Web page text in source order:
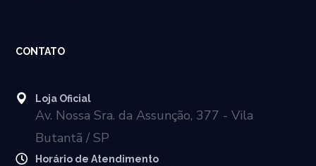
CONTATO
Loja Oficial
Av. Nossa Sra. da Assunção, 377 - Vila
Butantã / SP
Horário de Atendimento